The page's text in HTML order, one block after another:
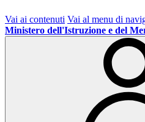
Vai ai contenuti Vai al menu di
Ministero dell'Istruzione e del